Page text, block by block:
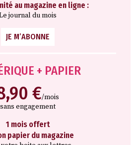
au magazine en ligne :
journal du mois
JE M’ABONNE
+ PAPIER
€/mois
sans engagement
1 mois offert
papier du magazine